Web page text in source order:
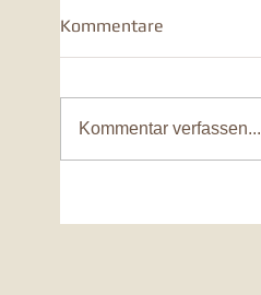
Kommentare
Kommentar verfassen...